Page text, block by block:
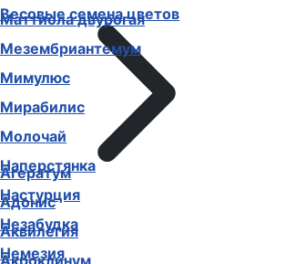
Весовые семена цветов
Агератум
Адонис
Аквилегия
Акроклинум
Маттиола двурогая
Мезембриантемум
Мимулюс
Мирабилис
Молочай
Наперстянка
Настурция
Незабудка
Немезия